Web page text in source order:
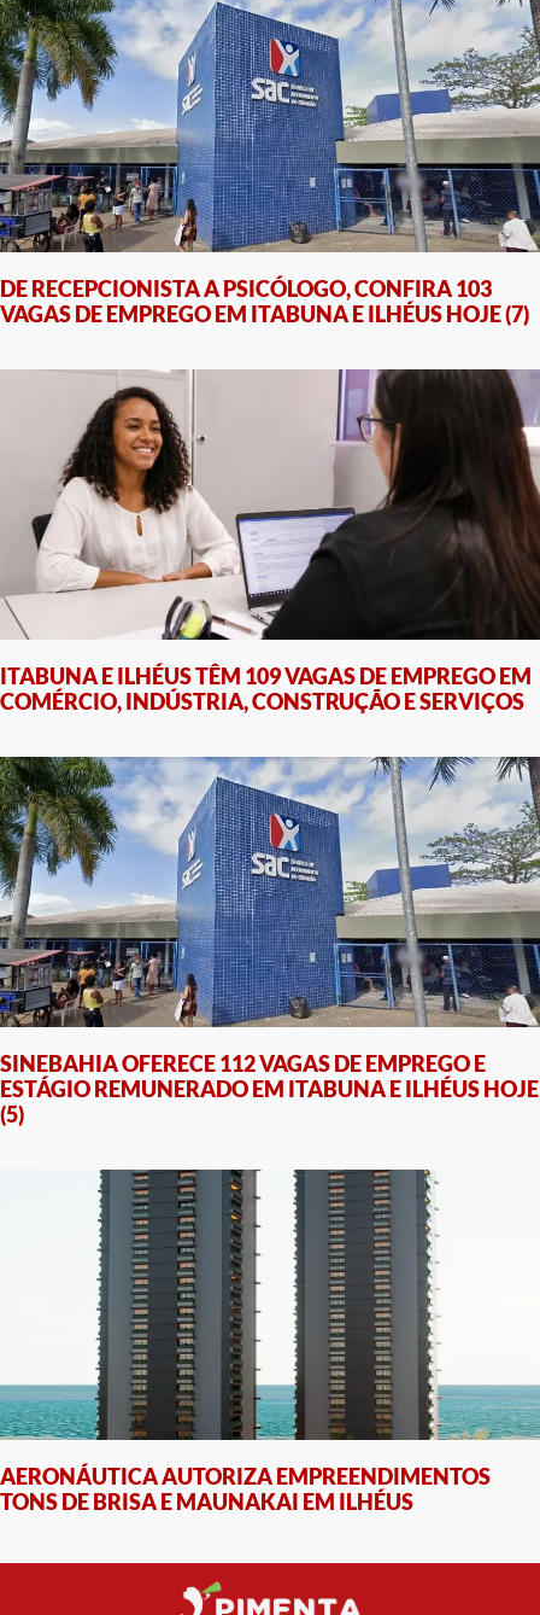
DE RECEPCIONISTA A PSICÓLOGO, CONFIRA 103
VAGAS DE EMPREGO EM ITABUNA E ILHÉUS HOJE (7)
ITABUNA E ILHÉUS TÊM 109 VAGAS DE EMPREGO EM
COMÉRCIO, INDÚSTRIA, CONSTRUÇÃO E SERVIÇOS
SINEBAHIA OFERECE 112 VAGAS DE EMPREGO E
ESTÁGIO REMUNERADO EM ITABUNA E ILHÉUS HOJE
(5)
AERONÁUTICA AUTORIZA EMPREENDIMENTOS
TONS DE BRISA E MAUNAKAI EM ILHÉUS